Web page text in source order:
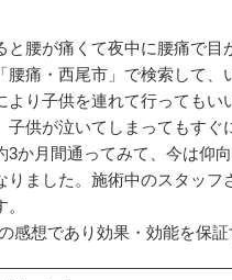
腰が痛くて夜中に腰痛で目
痛・西尾市」で検索して、
り子供を連れて行ってもい
供が泣いてしまってもすぐ
か月間通ってみて、今は仰
ました。施術中のスタッフ
感想であり効果・効能を保